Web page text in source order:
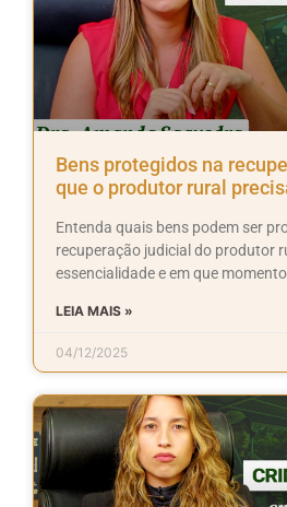
Bens protegidos na
que o produtor rural
Entenda quais bens podem ser
recuperação judicial do produtor
essencialidade e em que
LEIA MAIS »
04/12/2025